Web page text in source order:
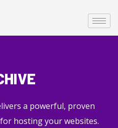
a powerful, proven
hosting your websites.